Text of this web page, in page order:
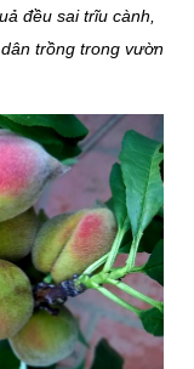
đều sai trĩu cành,
trồng trong vườn